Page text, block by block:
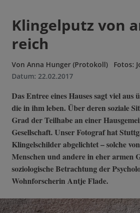
Klingelputz von
reich
Von Anna Hunger (Protokoll)
Fotos:
Datum: 22.02.2017
Das Entree eines Hauses sagt viel aus
die in ihm leben. Über deren soziale
Grad der Teilhabe an einer
Gesellschaft. Unser Fotograf hat
Klingelschilder abgelichtet – solche
Menschen und andere in eher armen
soziologische Betrachtung der
Wohnforscherin Antje Flade.